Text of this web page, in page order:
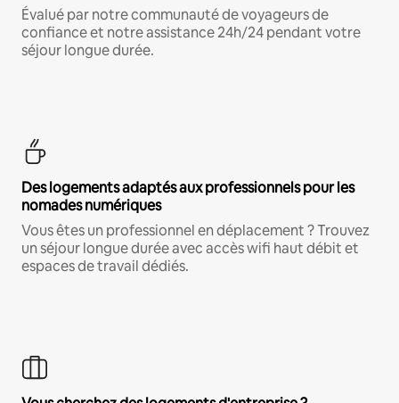
Évalué par notre communauté de voyageurs de
confiance et notre assistance 24h/24 pendant votre
séjour longue durée.
Des logements adaptés aux professionnels pour les
nomades numériques
Vous êtes un professionnel en déplacement ? Trouvez
un séjour longue durée avec accès wifi haut débit et
espaces de travail dédiés.